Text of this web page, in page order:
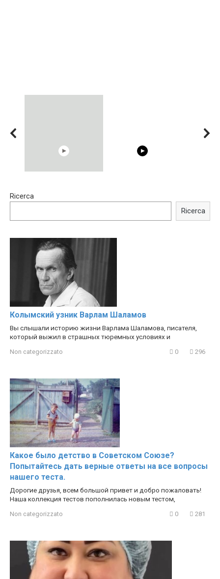
Shocking illusion - Pretty
Trying BOLLYWOOD
Ricerca
Ricerca
Колымский узник Варлам Шаламов
Вы слышали историю жизни Варлама Шаламова, писателя,
который выжил в страшных тюремных условиях и
Non categorizzato 0 296
Какое было детство в Советском Союзе?
Попытайтесь дать верные ответы на все вопросы
нашего теста.
Дорогие друзья, всем большой привет и добро пожаловать!
Наша коллекция тестов пополнилась новым тестом,
Non categorizzato 0 281